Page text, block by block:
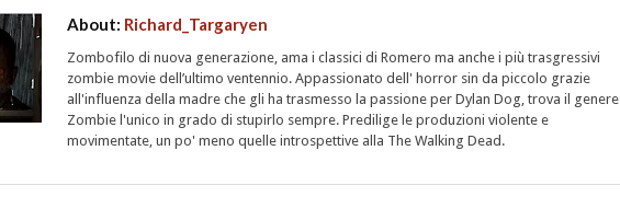
About: Richard_Targaryen
Zombofilo di nuova generazione, ama i classici di Romero ma anche i più trasgressivi
zombie movie dell’ultimo ventennio. Appassionato dell' horror sin da piccolo grazie
all'influenza della madre che gli ha trasmesso la passione per Dylan Dog, trova il genere
Zombie l'unico in grado di stupirlo sempre. Predilige le produzioni violente e
movimentate, un po' meno quelle introspettive alla The Walking Dead.